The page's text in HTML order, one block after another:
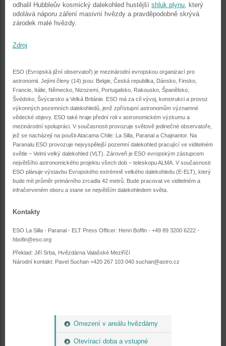
Omezení v areálu hvězdárny
Otevírací doba a vstupné
odhalil Hubbleův kosmický dalekohled hustější shluk plynu, který
odolává náporu záření masivní hvězdy a pravděpodobně skrývá
zárodek malé hvězdy.
Zdroj
ESO (Evropská jižní observatoř) je mezinárodní evropskou organizací pro
astronomii. Jejími členy (14) jsou: Belgie, Česká republika, Dánsko, Finsko,
Francie, Itálie, Německo, Nizozemí, Portugalsko, Rakousko, Španělsko,
Švédsko, Švýcarsko a Velká Británie. ESO má za cíl vývoj, konstrukci a provoz
výkonných pozemních dalekohledů, jenž zpřístupní astronomům významné
vědecké objevy. ESO také hraje přední roli v astronomickém výzkumu a
mezinárodní spolupráci. V současnosti provozuje světově jedinečné observatoře,
jež se nacházejí na poušti Atacama Chile: La Silla, Paranal a Chajnantor. Na
Paranalu ESO provozuje nejvyspělejší pozemní dalekohled pracující ve viditelném
světle – Velmi velký dalekohled (VLT). Zároveň je ESO evropským zástupcem
největšího astronomického projektu všech dob – teleskopu ALMA. V současnosti
ESO plánuje výstavbu Evropského extrémně velkého dalekohledu (E-ELT), který
bude mít průměr primárního zrcadla 42 metrů. Bude pracovat ve viditelném a
infračerveném oboru a stane se největším dalekohledem světa.
Kontakty
ESO La Silla - Paranal - ELT Press Officer: Henri Boffin - +49 89 3200 6222 -
hbofin@eso.org
Překlad: Jiří Srba, Hvězdárna Valašské Meziříčí
Národní kontakt: Pavel Suchan +420 267 103 040 suchan@astro.cz